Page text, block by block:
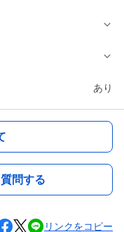
あり
問する
リンクをコピー